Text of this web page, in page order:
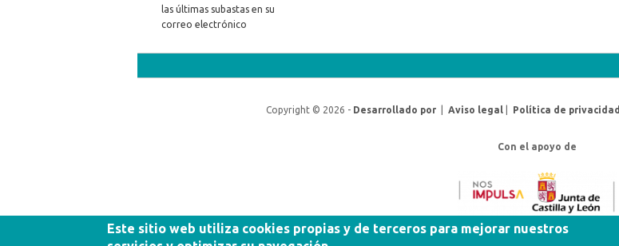
las últimas subastas en su
correo electrónico
Copyright © 2026 - Desarrollado por| Aviso legal Política de privacidad
Con el apoyo de
Este sitio web utiliza cookies propias y de terceros para mejorar nuestros